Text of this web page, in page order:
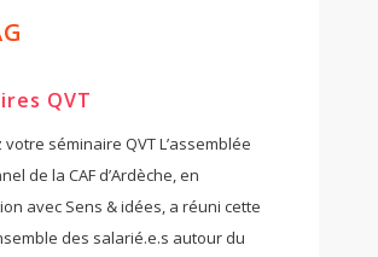
QVT
séminaire QVT L’assemblée
de la CAF d’Ardèche, en
avec Sens & idées, a réuni cette
des salarié.e.s autour du